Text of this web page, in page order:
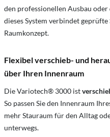
den professionellen Ausbau
dieses System verbindet
Raumkonzept.
Flexibel verschieb- und
über Ihren Innenraum
Die Variotech® 3000 ist
So passen Sie den Innenraum
mehr Stauraum für den Alltag
unterwegs.